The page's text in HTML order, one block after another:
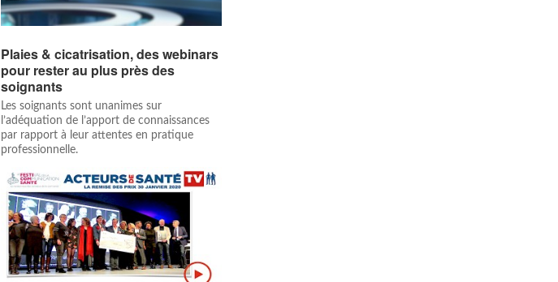
Plaies & cicatrisation, des webinars
pour rester au plus près des
soignants
Les soignants sont unanimes sur
l’adéquation de l’apport de connaissances
par rapport à leur attentes en pratique
professionnelle.